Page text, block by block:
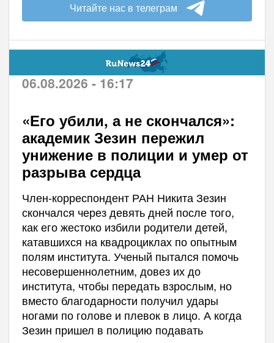
Читайте нас в телеграм
06.08.2026 - 16:17
«Его убили, а не скончался»:
академик Зезин пережил
унижение в полиции и умер от
разрыва сердца
Член-корреспондент РАН Никита Зезин
скончался через девять дней после того,
как его жестоко избили родители детей,
катавшихся на квадроциклах по опытным
полям института. Ученый пытался помочь
несовершеннолетним, довез их до
института, чтобы передать взрослым, но
вместо благодарности получил удары
ногами по голове и плевок в лицо. А когда
Зезин пришел в полицию подавать